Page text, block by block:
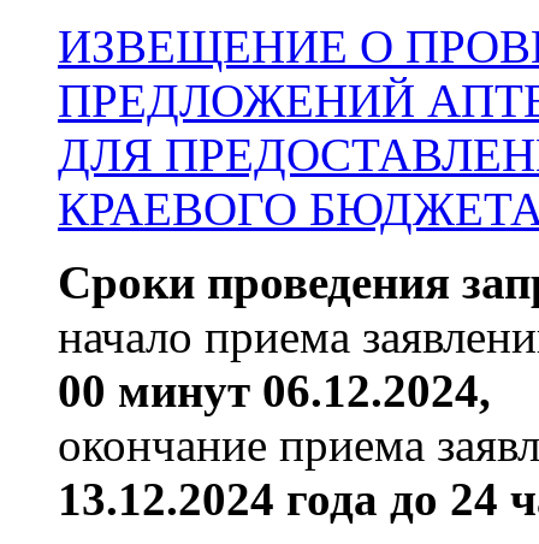
ИЗВЕЩЕНИЕ О
ПРЕДЛОЖЕНИЙ
ДЛЯ
КРАЕВОГО БЮДЖЕТА
Сроки проведения
начало приема
00 минут 06.12.2024,
окончание приема
13.12.2024 года до 24